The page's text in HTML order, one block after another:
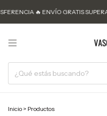
SUPERANDO $150.000 🔥
Inicio > Productos